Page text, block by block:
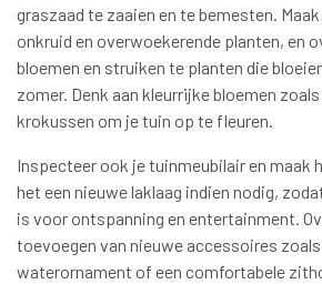
graszaad te zaaien en te bemesten.
onkruid en overwoekerende planten, en
bloemen en struiken te planten die
zomer. Denk aan kleurrijke bloemen
krokussen om je tuin op te fleuren.
Inspecteer ook je tuinmeubilair en maak
het een nieuwe laklaag indien nodig,
is voor ontspanning en entertainment.
toevoegen van nieuwe accessoires
waterornament of een comfortabele